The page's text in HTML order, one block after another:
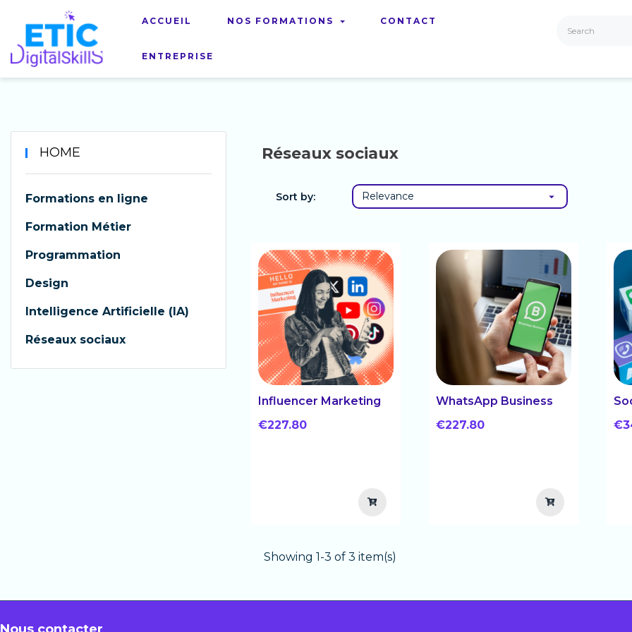
ACCUEIL NOS FORMATIONS CONTACT
ENTREPRISE
HOME
Formations en ligne
Formation Métier
Programmation
Design
Intelligence Artificielle (IA)
Réseaux sociaux
Réseaux sociaux
Sort by: Relevance 
Influencer Marketing
€227.80
WhatsApp Business
€227.80
Showing 1-3 of 3 item(s)